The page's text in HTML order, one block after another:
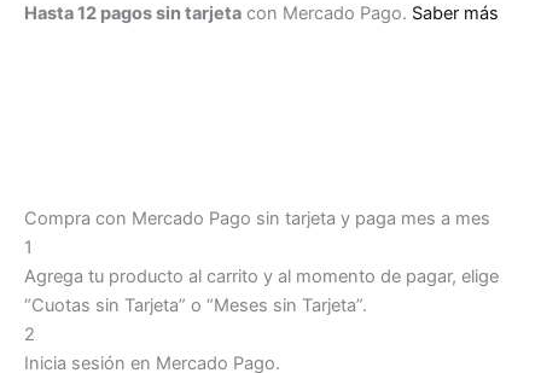
Hasta 12 pagos sin tarjeta con Mercado Pago. Saber más
Compra con Mercado Pago sin tarjeta y paga mes a mes
1
Agrega tu producto al carrito y al momento de pagar, elige
“Cuotas sin Tarjeta” o “Meses sin Tarjeta”.
2
Inicia sesión en Mercado Pago.